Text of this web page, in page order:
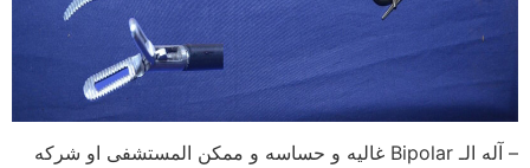
– آله الـ Bipolar غاليه و حساسه و ممكن المستشفى او شركه